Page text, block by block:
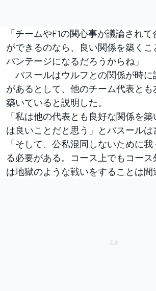
「チームやF1の関心事が議論され
ができるのなら、良い関係を築くこ
バンテージになるだろうからね」
バスールはウルフとの関係が時に
があるとして、他のチーム代表とも
築いていると説明した。
「私は他の代表とも良好な関係を
は良いことだと思う」とバスールは
「そして、公私混同しないために
る必要がある。コース上でもコース
は地獄のような戦いをすることは間